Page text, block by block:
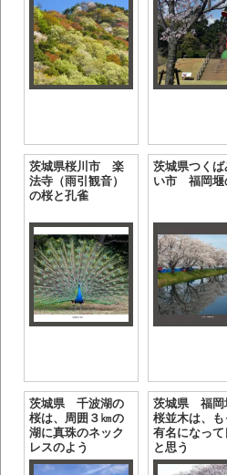
茨城県桜川市 楽
法寺（雨引観音）
の桜と孔雀
茨城県つくば
い市 福岡堰
茨城県 千波湖の
桜は、周囲３㎞の
湖に真珠のネック
レスのよう
茨城県 福岡
桜並木は、も
有名になって
と思う